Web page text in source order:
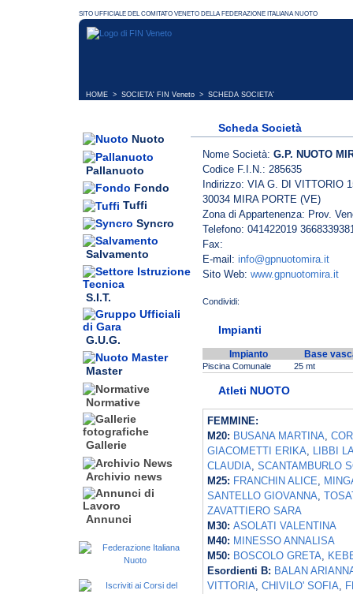
HOME > SOCIETA' FIN Veneto > SCHEDA SOCIETA'
Nuoto
Pallanuoto
Fondo
Tuffi
Syncro
Salvamento
S.I.T.
G.U.G.
Master
Normative
Gallerie
Archivio news
Annunci
Scheda Società
Nome Società: G.P. NUOTO
Codice F.I.N.: 285635
Indirizzo: VIA G. DI VITTORIO
30034 MIRA PORTE (VE)
Zona di Appartenenza: Prov.
Telefono: 041422019
Fax:
E-mail: info@gpnuotomira.it
Sito Web: www.gpnuotomira.it
Impianti
Impianto Base
Piscina Comunale 25 mt
Atleti NUOTO
FEMMINE:
M20: BUSANA MARTINA,
GIACOMETTI ERIKA, LIBBI
CLAUDIA, SCANTAMBURLO
M25: FRANCHIN ALICE,
SANTELLO GIOVANNA,
ZAVATTIERO SARA
M30: ASOLATI VALENTINA
M40: MINESSO ANNALISA
M50: BOSCOLO GRETA,
Esordienti B: BALAN
VITTORIA, CHIVILO' SOFIA,